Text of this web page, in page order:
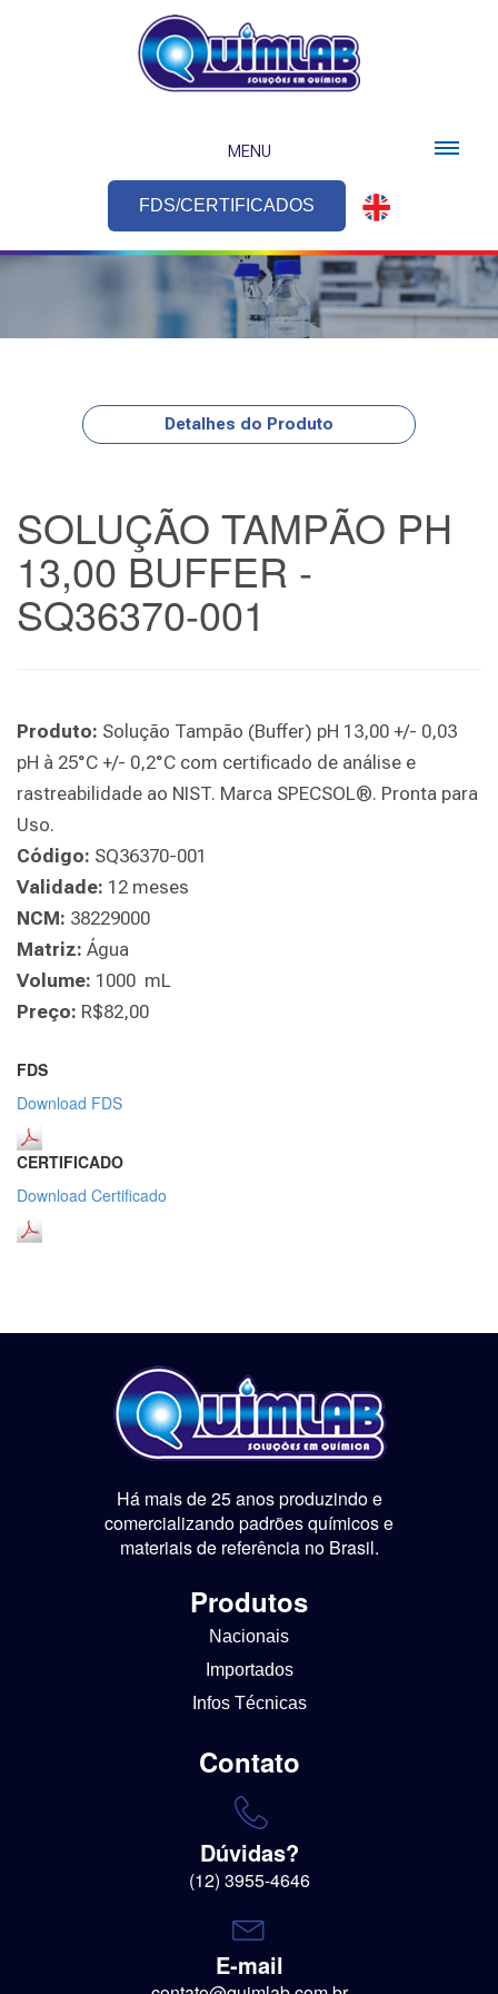
MENU
FDS/CERTIFICADOS
Detalhes do Produto
SOLUÇÃO TAMPÃO PH
13,00 BUFFER -
SQ36370-001
Produto: Solução Tampão (Buffer) pH 13,00 +/- 0,03
pH à 25°C +/- 0,2°C com certificado de análise e
rastreabilidade ao NIST. Marca SPECSOL®. Pronta para
Uso.
Código: SQ36370-001
Validade: 12 meses
NCM: 38229000
Matriz: Água
Volume: 1000 mL
Preço: R$82,00
FDS
Download FDS
CERTIFICADO
Download Certificado
Há mais de 25 anos produzindo e
comercializando padrões químicos e
materiais de referência no Brasil.
Produtos
Nacionais
Importados
Infos Técnicas
Contato
Dúvidas?
(12) 3955-4646
E-mail